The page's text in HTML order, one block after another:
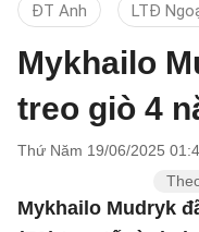
ĐT Anh LTĐ
Mykhailo
treo giò 4
Thứ Năm 19/06/2025
Mykhailo Mudryk